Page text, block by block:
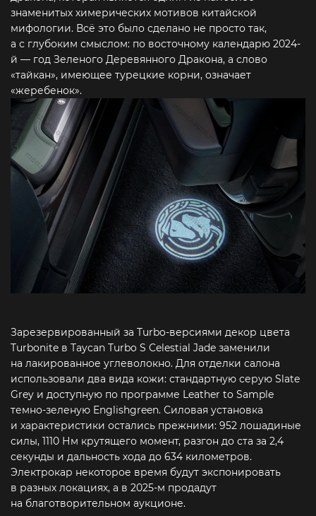
знаменитых химерических мотивов китайской
мифологии. Всё это было сделано не просто так,
а с глубоким смыслом: по восточному календарю 2024-
й — год Зеленого Деревянного Дракона, а слово
«тайкан», имеющее турецкие корни, означает
«жеребенок».
Зарезервированный за Turbo-версиями декор цвета
Turbonite в Taycan Turbo S Celestial Jade заменили
на лакированное углеволокно. Для отделки салона
использовали два вида кожи: стандартную серую Slate
Grey и доступную по программе Leather to Sample
темно-зеленую Englishgreen. Силовая установка
и характеристики остались прежними: 952 лошадиные
силы, 1110 Нм крутящего момент, разгон до ста за 2,4
секунды и дальность хода до 634 километров.
Электрокар некоторое время будут экспонировать
в разных локациях, а в 2025-м продадут
на благотворительном аукционе.